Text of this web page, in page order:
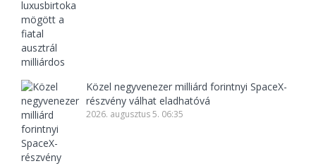
Közel negyvenezer milliárd forintnyi SpaceX-
részvény válhat eladhatóvá
2026. augusztus 5. 06:35